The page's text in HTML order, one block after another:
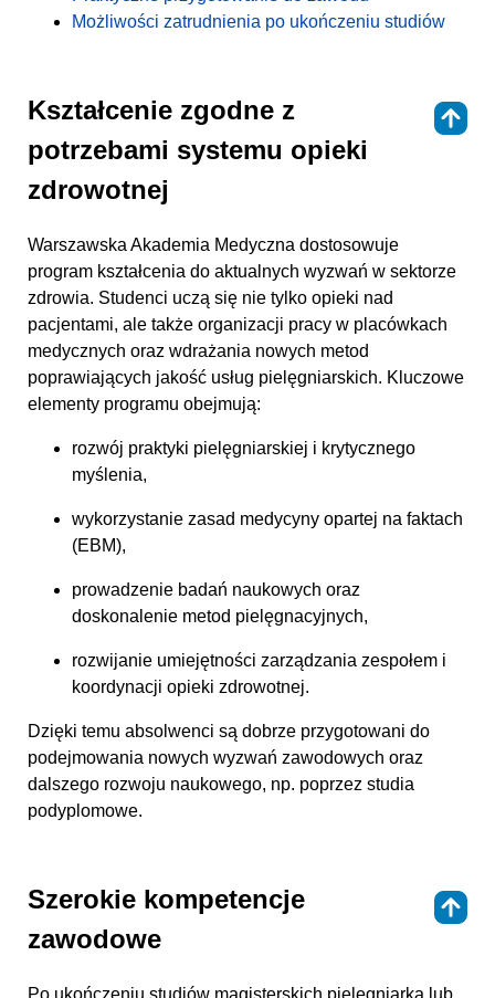
Możliwości zatrudnienia po ukończeniu studiów
Kształcenie zgodne z
potrzebami systemu opieki
zdrowotnej
Warszawska Akademia Medyczna dostosowuje
program kształcenia do aktualnych wyzwań w sektorze
zdrowia. Studenci uczą się nie tylko opieki nad
pacjentami, ale także organizacji pracy w placówkach
medycznych oraz wdrażania nowych metod
poprawiających jakość usług pielęgniarskich. Kluczowe
elementy programu obejmują:
rozwój praktyki pielęgniarskiej i krytycznego
myślenia,
wykorzystanie zasad medycyny opartej na faktach
(EBM),
prowadzenie badań naukowych oraz
doskonalenie metod pielęgnacyjnych,
rozwijanie umiejętności zarządzania zespołem i
koordynacji opieki zdrowotnej.
Dzięki temu absolwenci są dobrze przygotowani do
podejmowania nowych wyzwań zawodowych oraz
dalszego rozwoju naukowego, np. poprzez studia
podyplomowe.
Szerokie kompetencje
zawodowe